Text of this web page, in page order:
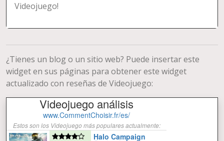
Videojuego!
¿Tienes un blog o un sitio web? Puede insertar este
widget en sus páginas para obtener este widget
actualizado con reseñas de Videojuego: